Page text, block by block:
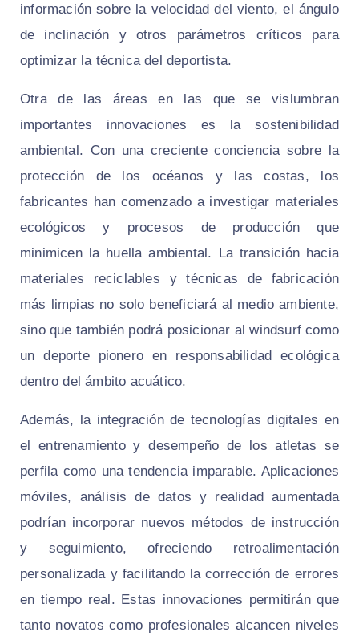
información sobre la velocidad del viento, el ángulo
de inclinación y otros parámetros críticos para
optimizar la técnica del deportista.
Otra de las áreas en las que se vislumbran
importantes innovaciones es la sostenibilidad
ambiental. Con una creciente conciencia sobre la
protección de los océanos y las costas, los
fabricantes han comenzado a investigar materiales
ecológicos y procesos de producción que
minimicen la huella ambiental. La transición hacia
materiales reciclables y técnicas de fabricación
más limpias no solo beneficiará al medio ambiente,
sino que también podrá posicionar al windsurf como
un deporte pionero en responsabilidad ecológica
dentro del ámbito acuático.
Además, la integración de tecnologías digitales en
el entrenamiento y desempeño de los atletas se
perfila como una tendencia imparable. Aplicaciones
móviles, análisis de datos y realidad aumentada
podrían incorporar nuevos métodos de instrucción
y seguimiento, ofreciendo retroalimentación
personalizada y facilitando la corrección de errores
en tiempo real. Estas innovaciones permitirán que
tanto novatos como profesionales alcancen niveles